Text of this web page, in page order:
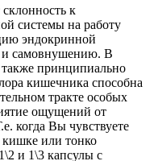
к
системы на работу
эндокринной
и самовнушению. В
принципиально
кишечника способна
тракте особых
ощущений от
когда Вы чувствуете
кишке или тонко
и 1\3 капсулы с